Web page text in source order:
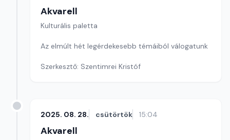
Akvarell
Kulturális paletta
Az elmúlt hét legérdekesebb témáiból válogatunk
Szerkesztő: Szentimrei Kristóf
2025. 08. 28. csütörtök 15:04
Akvarell